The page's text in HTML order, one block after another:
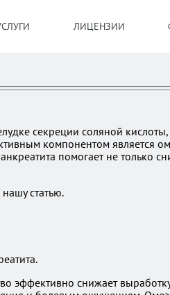
ЛИЦЕНЗИИ
секреции соляной
компонентом
помогает не только
статью.
эффективно снижает